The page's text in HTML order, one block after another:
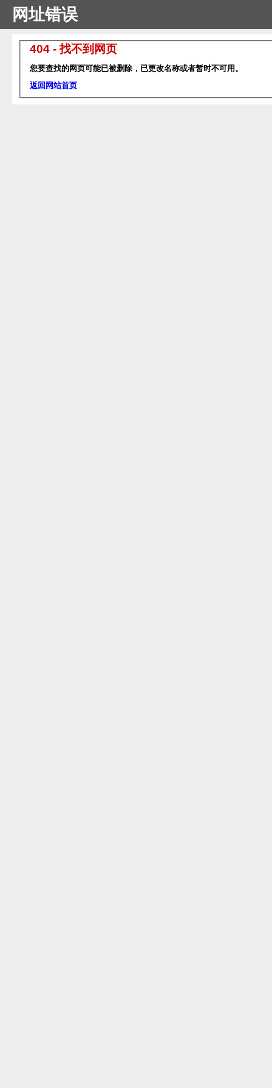
网址错误
404 - 找不到网页
您要查找的网页可能已被删除，已更改名称或者暂时不可用。
返回网站首页